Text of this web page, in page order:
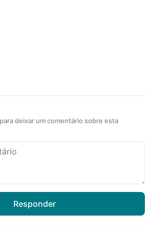
deixar um comentário sobre esta
Responder